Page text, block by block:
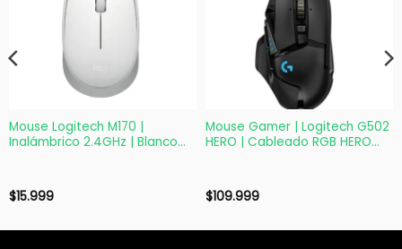
Mouse Logitech M170 |
Inalámbrico 2.4GHz | Blanco
$15.999
Mouse Gamer | Logitech G502
HERO | Cableado RGB HERO
$109.999